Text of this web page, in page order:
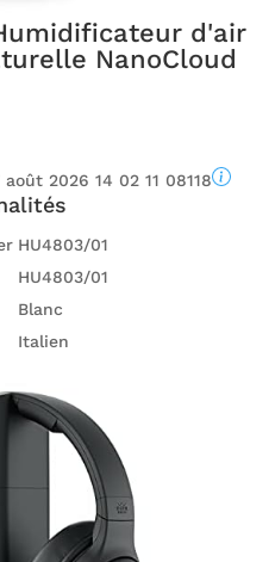
d'air
NanoCloud
août 2026 14 02 11 08118
HU4803/01
HU4803/01
Blanc
Italien